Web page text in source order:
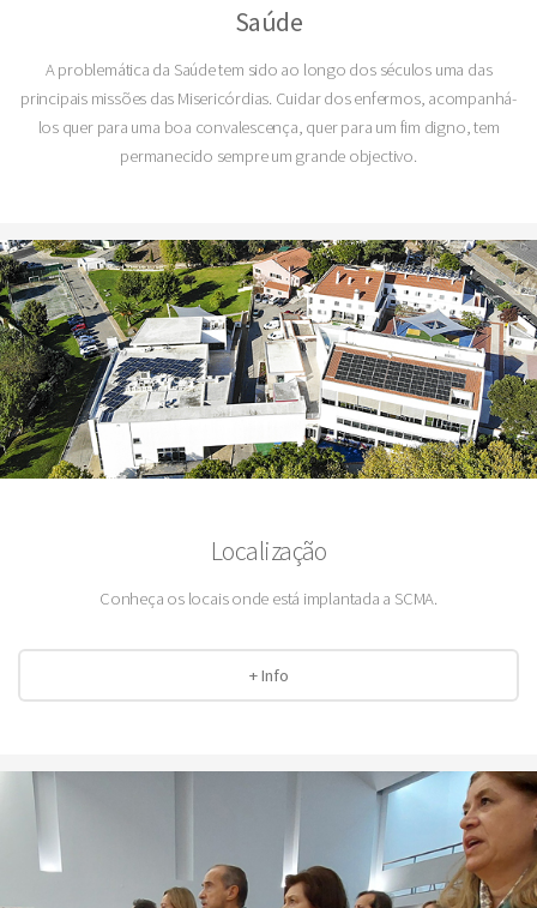
Saúde
A problemática da Saúde tem sido ao longo dos séculos uma das
principais missões das Misericórdias. Cuidar dos enfermos, acompanhá-
los quer para uma boa convalescença, quer para um fim digno, tem
permanecido sempre um grande objectivo.
Localização
Conheça os locais onde está implantada a SCMA.
+ Info